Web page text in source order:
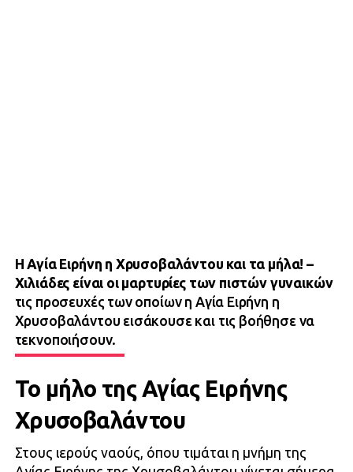
Η Αγία Ειρήνη η Χρυσοβαλάντου και τα μήλα! –
Χιλιάδες είναι οι μαρτυρίες των πιστών γυναικών
τις προσευχές των οποίων η Αγία Ειρήνη η
Χρυσοβαλάντου εισάκουσε και τις βοήθησε να
τεκνοποιήσουν.
Το μήλο της Αγίας Ειρήνης
Χρυσοβαλάντου
Στους ιερούς ναούς, όπου τιμάται η μνήμη της